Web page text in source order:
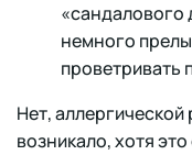
«сандалового
немного
проветривать
Нет,
возникало, хотя